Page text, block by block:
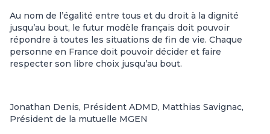
Au nom de l’égalité entre tous et du droit à la dignité
jusqu’au bout, le futur modèle français doit pouvoir
répondre à toutes les situations de fin de vie. Chaque
personne en France doit pouvoir décider et faire
respecter son libre choix jusqu’au bout.
Jonathan Denis, Président ADMD, Matthias Savignac,
Président de la mutuelle MGEN